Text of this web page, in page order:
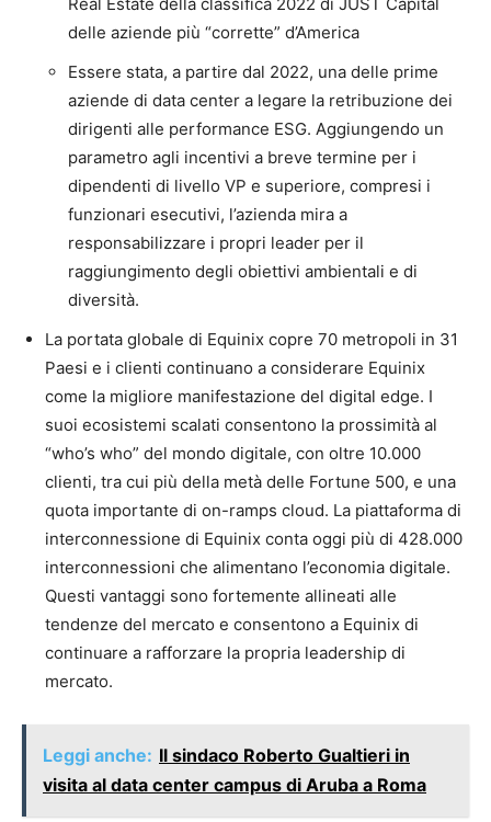
delle aziende più “corrette” d’America
Essere stata, a partire dal 2022, una delle prime
aziende di data center a legare la retribuzione dei
dirigenti alle performance ESG. Aggiungendo un
parametro agli incentivi a breve termine per i
dipendenti di livello VP e superiore, compresi i
funzionari esecutivi, l’azienda mira a
responsabilizzare i propri leader per il
raggiungimento degli obiettivi ambientali e di
diversità.
La portata globale di Equinix copre 70 metropoli in 31
Paesi e i clienti continuano a considerare Equinix
come la migliore manifestazione del digital edge. I
suoi ecosistemi scalati consentono la prossimità al
“who’s who” del mondo digitale, con oltre 10.000
clienti, tra cui più della metà delle Fortune 500, e una
quota importante di on-ramps cloud. La piattaforma di
interconnessione di Equinix conta oggi più di 428.000
interconnessioni che alimentano l’economia digitale.
Questi vantaggi sono fortemente allineati alle
tendenze del mercato e consentono a Equinix di
continuare a rafforzare la propria leadership di
mercato.
Leggi anche: Il sindaco Roberto Gualtieri in
visita al data center campus di Aruba a Roma